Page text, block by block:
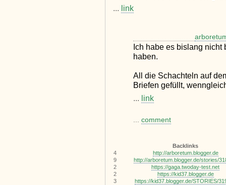
... link
Ich habe es bislang nicht
haben.
All die Schachteln auf
Briefen gefüllt,
... link
... comment
Backlinks
4
http://arboretum.blogger.de
9
http://arboretum.blogger.de/stories/
2
https://gaga.twoday-test.net
2
https://kid37.blogger.de
3
https://kid37.blogger.de/STORIES/